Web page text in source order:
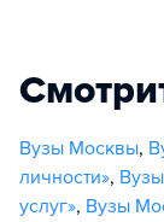
Вузы Москвы,
личности»,
услуг», Вузы